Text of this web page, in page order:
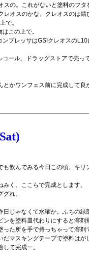
の。これがないと塗料のフタ
オスのかな。クレオスのは錆
で。
この上で。
プレッサはGSIクレオスのL10
ール。ドラッグストアで売って
とかワンフェス前に完成して良
飲んでみる今日この頃。キリ
みく、ここらで完成とします。
れ。
日じゃなくて水曜か。ふちの
を塗料皿代わりにすると溶剤
った所を手で持っちゃって溶
だマスキングテープで塗料は
て完成ー。